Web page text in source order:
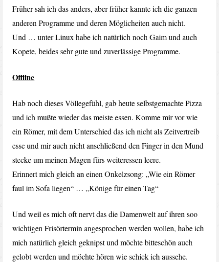
Früher sah ich das anders, aber früher kannte ich die ganzen
anderen Programme und deren Möglicheiten auch nicht.
Und … unter Linux habe ich natürlich noch Gaim und auch
Kopete, beides sehr gute und zuverlässige Programme.
Offline
Hab noch dieses Völlegefühl, gab heute selbstgemachte Pizza
und ich mußte wieder das meiste essen. Komme mir vor wie
ein Römer, mit dem Unterschied das ich nicht als Zeitvertreib
esse und mir auch nicht anschließend den Finger in den Mund
stecke um meinen Magen fürs weiteressen leere.
Erinnert mich gleich an einen Onkelzsong: „Wie ein Römer
faul im Sofa liegen“ … „Könige für einen Tag“
Und weil es mich oft nervt das die Damenwelt auf ihren soo
wichtigen Frisörtermin angesprochen werden wollen, habe ich
mich natürlich gleich geknipst und möchte bitteschön auch
gelobt werden und möchte hören wie schick ich aussehe.